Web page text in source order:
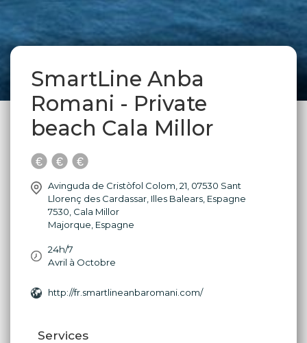
SmartLine Anba
Romani - Private
beach Cala Millor
Avinguda de Cristòfol Colom, 21, 07530 Sant
Llorenç des Cardassar, Illes Balears, Espagne
7530 Cala Millor
Majorque Espagne
24h/7
Avril à Octobre
http://fr.smartlineanbaromani.com/
Services